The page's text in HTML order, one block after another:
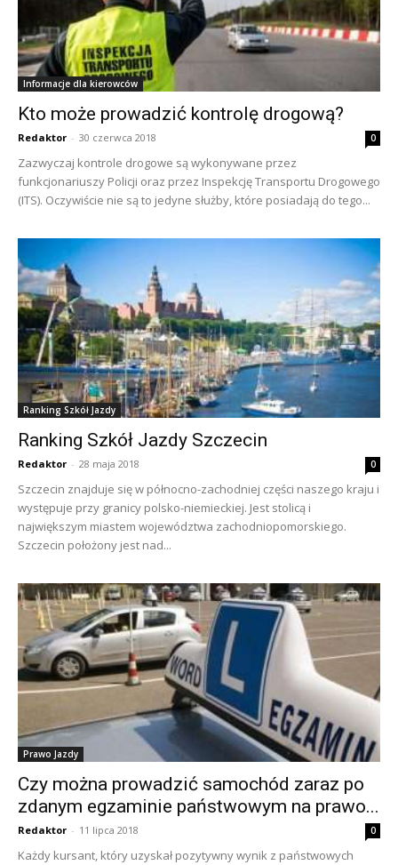
Informacje dla kierowców
Kto może prowadzić kontrolę drogową?
Redaktor - 30 czerwca 2018 0
Zazwyczaj kontrole drogowe są wykonywane przez
funkcjonariuszy Policji oraz przez Inspekcję Transportu Drogowego
(ITS). Oczywiście nie są to jedyne służby, które posiadają do tego...
Ranking Szkół Jazdy
Ranking Szkół Jazdy Szczecin
Redaktor - 28 maja 2018 0
Szczecin znajduje się w północno-zachodniej części naszego kraju i
występuje przy granicy polsko-niemieckiej. Jest stolicą i
największym miastem województwa zachodniopomorskiego.
Szczecin położony jest nad...
Prawo Jazdy
Czy można prowadzić samochód zaraz po
zdanym egzaminie państwowym na prawo...
Redaktor - 11 lipca 2018 0
Każdy kursant, który uzyskał pozytywny wynik z państwowych